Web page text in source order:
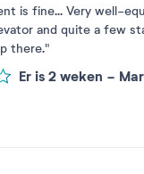
is fine... Very well-
and quite a few
there."
Er is 2 weken -